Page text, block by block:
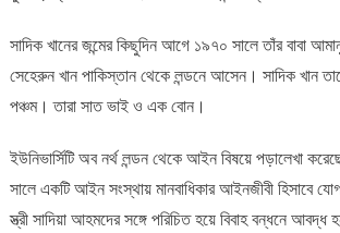
সাদিক খানের জন্মের কিছুদিন আগে ১৯৭০ সালে তাঁর বাবা
সেহেরুন খান পাকিস্তান থেকে লন্ডনে আসেন। সাদিক খান
পঞ্চম। তারা সাত ভাই ও এক বোন।
ইউনিভার্সিটি অব নর্থ লন্ডন থেকে আইন বিষয়ে পড়ালেখা
সালে একটি আইন সংস্থায় মানবাধিকার আইনজীবী হিসাবে
স্ত্রী সাদিয়া আহমদের সঙ্গে পরিচিত হয়ে বিবাহ বন্ধনে